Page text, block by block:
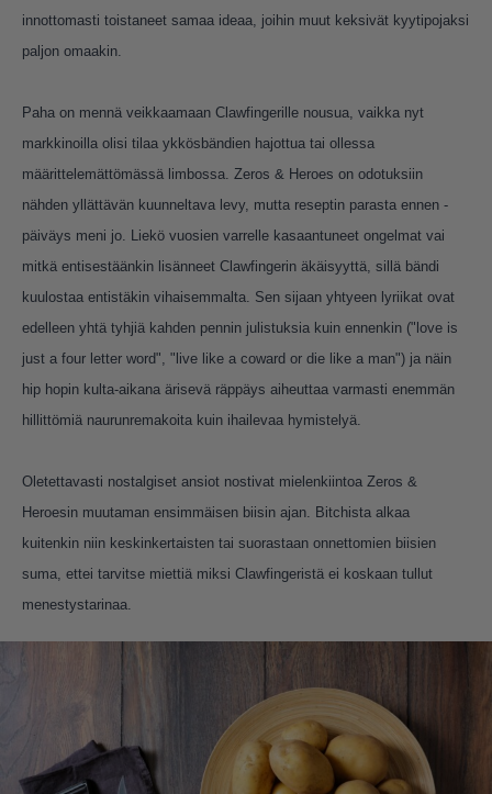
innottomasti toistaneet samaa ideaa, joihin muut keksivät kyytipojaksi
paljon omaakin.
Paha on mennä veikkaamaan Clawfingerille nousua, vaikka nyt
markkinoilla olisi tilaa ykkösbändien hajottua tai ollessa
määrittelemättömässä limbossa. Zeros & Heroes on odotuksiin
nähden yllättävän kuunneltava levy, mutta reseptin parasta ennen -
päiväys meni jo. Liekö vuosien varrelle kasaantuneet ongelmat vai
mitkä entisestäänkin lisänneet Clawfingerin äkäisyyttä, sillä bändi
kuulostaa entistäkin vihaisemmalta. Sen sijaan yhtyeen lyriikat ovat
edelleen yhtä tyhjiä kahden pennin julistuksia kuin ennenkin ("love is
just a four letter word", "live like a coward or die like a man") ja näin
hip hopin kulta-aikana ärisevä räppäys aiheuttaa varmasti enemmän
hillittömiä naurunremakoita kuin ihailevaa hymistelyä.
Oletettavasti nostalgiset ansiot nostivat mielenkiintoa Zeros &
Heroesin muutaman ensimmäisen biisin ajan. Bitchista alkaa
kuitenkin niin keskinkertaisten tai suorastaan onnettomien biisien
suma, ettei tarvitse miettiä miksi Clawfingeristä ei koskaan tullut
menestystarinaa.